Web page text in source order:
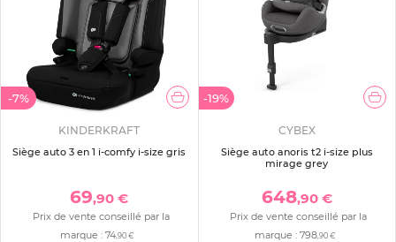
-7%
KINDERKRAFT
Siège auto 3 en 1 i-comfy i-size gris
69,90 €
Prix de vente conseillé par la
marque :74 ,90 €
-19%
CYBEX
Siège auto anoris t2 i-size plus
mirage grey
648,90 €
Prix de vente conseillé par la
marque : 798,90 €